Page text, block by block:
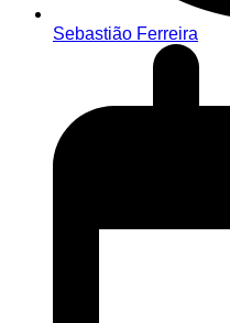
Sebastião Ferreira